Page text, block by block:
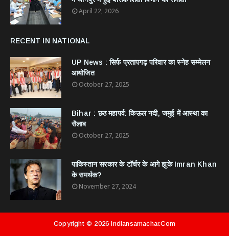
April 22, 2026
RECENT IN NATIONAL
UP News : सिर्फ प्रतापगढ़ परिवार का स्नेह सम्मेलन
आयोजित
October 27, 2025
Bihar : छठ महापर्व: किऊल नदी, जमुई में आस्था का
सैलाब
October 27, 2025
​पाकिस्तान सरकार के टॉर्चर के आगे झुके Imran Khan
के समर्थक?
November 27, 2024
Copyright © 2026Indiansamachar.com